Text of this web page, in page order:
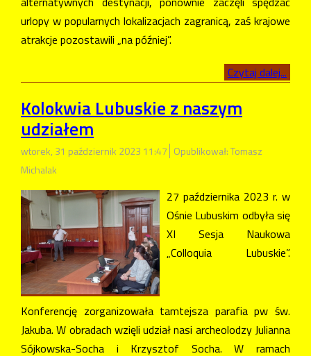
urlopy w popularnych lokalizacjach zagranicą, zaś krajowe
atrakcje pozostawili „na później”.
Czytaj dalej...
Kolokwia Lubuskie z naszym
udziałem
wtorek, 31 październik 2023 11:47 Opublikował: Tomasz
Michalak
27 października 2023 r. w
Ośnie Lubuskim odbyła się
XI Sesja Naukowa
„Colloquia Lubuskie”.
Konferencję zorganizowała tamtejsza parafia pw św.
Jakuba. W obradach wzięli udział nasi archeolodzy Julianna
Sójkowska-Socha i Krzysztof Socha. W ramach